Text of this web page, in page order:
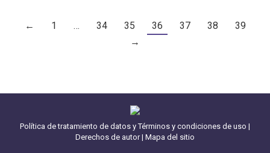
← 1 … 34 35 36 37 38
39
→
Política de tratamiento de datos y Términos y condiciones de uso |
Derechos de autor| Mapa del sitio